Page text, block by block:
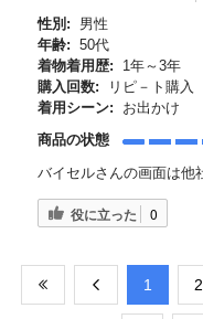
性別:
男性
年齢: 50代
着物着用歴:
1年～3年
購入回数:
リピ－ト購入
着用シーン:
お出かけ
商品の状態
バイセルさんの画面は他
役に立った 0
​1 ​2